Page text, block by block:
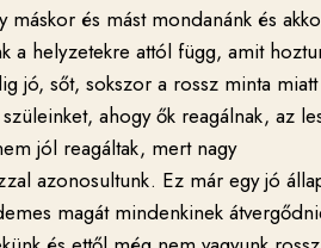
és mást mondanánk és
a helyzetekre attól függ, amit
jó, sőt, sokszor a rossz minta
ahogy ők reagálnak, az
jól reagáltak, mert nagy
azonosultunk. Ez már egy jó
magát mindenkinek